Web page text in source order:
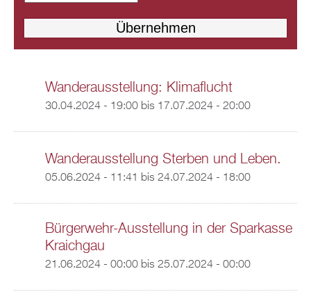
Wanderausstellung: Klimaflucht
30.04.2024 - 19:00bis 17.07.2024 - 20:00
Wanderausstellung Sterben und Leben.
05.06.2024 - 11:41 bis 24.07.2024 - 18:00
Bürgerwehr-Ausstellung in der Sparkasse
Kraichgau
21.06.2024 - 00:00bis 25.07.2024 - 00:00